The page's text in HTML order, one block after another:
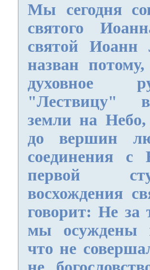
Мы сегодня
святого
святой Иоанн
назван
духовное
"Лествицу"
земли на Небо,
до вершин
соединения
первой
восхождения
говорит: Не за
мы осуждены
что не